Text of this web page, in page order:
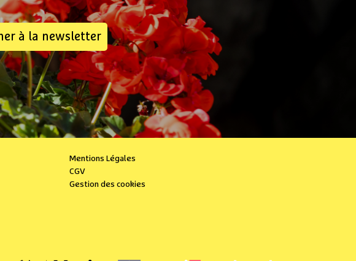
à la newsletter
Mentions Légales
CGV
Gestion des cookies